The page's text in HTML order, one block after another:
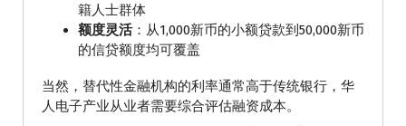
籍人士群体
额度灵活：从1,000新币的小额贷款到50,000新币
的信贷额度均可覆盖
当然，替代性金融机构的利率通常高于传统银行，华
人电子产业从业者需要综合评估融资成本。